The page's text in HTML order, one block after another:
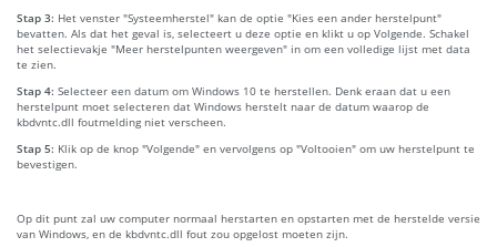
Stap 3: Het venster "Systeemherstel" kan de optie "Kies een ander herstelpunt"
bevatten. Als dat het geval is, selecteert u deze optie en klikt u op Volgende. Schakel
het selectievakje "Meer herstelpunten weergeven" in om een volledige lijst met data
te zien.
Stap 4: Selecteer een datum om Windows 10 te herstellen. Denk eraan dat u een
herstelpunt moet selecteren dat Windows herstelt naar de datum waarop de
kbdvntc.dll foutmelding niet verscheen.
Stap 5: Klik op de knop "Volgende" en vervolgens op "Voltooien" om uw herstelpunt te
bevestigen.
Op dit punt zal uw computer normaal herstarten en opstarten met de herstelde versie
van Windows, en de kbdvntc.dll fout zou opgelost moeten zijn.